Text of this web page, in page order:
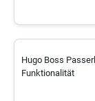
Hugo Boss
Funktionalität